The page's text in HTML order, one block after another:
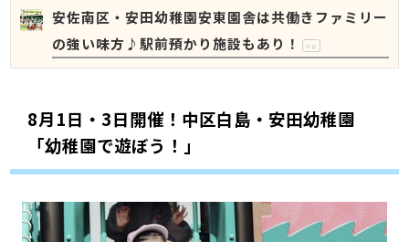
安佐南区・安田幼稚園安東園舎は共働きファミリー
の強い味方♪駅前預かり施設もあり！
PR
8月1日・3日開催！中区白島・安田幼稚園
「幼稚園で遊ぼう！」